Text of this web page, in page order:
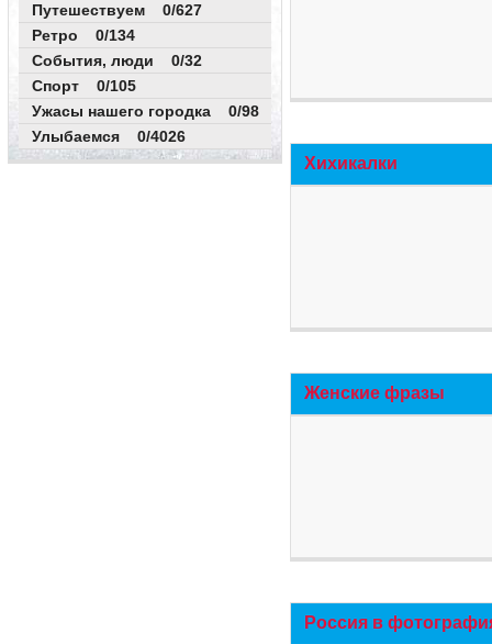
Путешествуем 0/627
Ретро 0/134
События, люди 0/32
Спорт 0/105
Ужасы нашего городка 0/98
Улыбаемся 0/4026
Хихикалки
Женские фразы
Россия в